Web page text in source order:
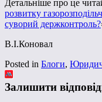
Детальніше про це
розвитку
суворий держконтроль?
В.І.Коновал
Posted in Блоги,
Залишити